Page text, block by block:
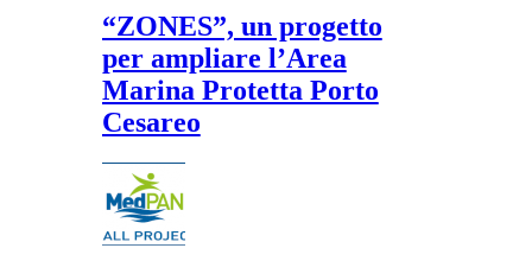
“ZONES”, un progetto
per ampliare l’Area
Marina Protetta Porto
Cesareo